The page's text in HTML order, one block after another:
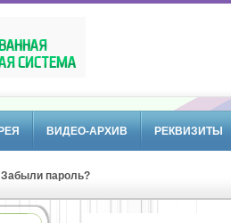
ВИДЕО-АРХИВ РЕКВИЗИТЫ
Забыли пароль?